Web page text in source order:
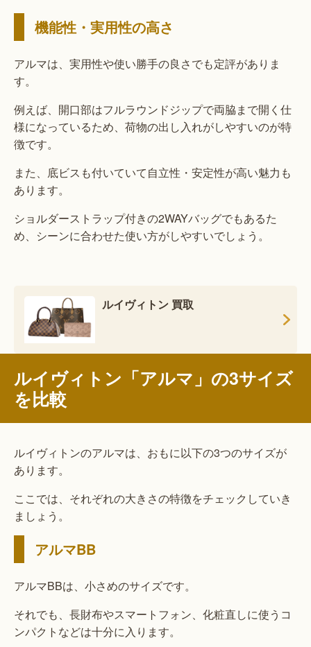
機能性・実用性の高さ
アルマは、実用性や使い勝手の良さでも定評がありま
す。
例えば、開口部はフルラウンドジップで両脇まで開く仕
様になっているため、荷物の出し入れがしやすいのが特
徴です。
また、底ビスも付いていて自立性・安定性が高い魅力も
あります。
ショルダーストラップ付きの2WAYバッグでもあるた
め、シーンに合わせた使い方がしやすいでしょう。
ルイヴィトン 買取
ルイヴィトン「アルマ」の3サイズ
を比較
ルイヴィトンのアルマは、おもに以下の3つのサイズが
あります。
ここでは、それぞれの大きさの特徴をチェックしていき
ましょう。
アルマBB
アルマBBは、小さめのサイズです。
それでも、長財布やスマートフォン、化粧直しに使うコ
ンパクトなどは十分に入ります。